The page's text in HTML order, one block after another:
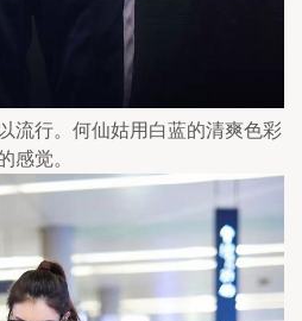
流行。何仙姑用白蓝的清爽色彩
感觉。